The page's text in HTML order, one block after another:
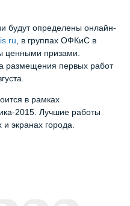
будут определены онлайн-
, в группах ОФКиС в
ценными призами.
размещения первых работ
в рамках
2015. Лучшие работы
экранах города.